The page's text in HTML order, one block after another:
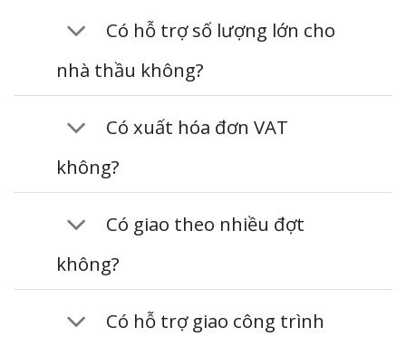
Có hỗ trợ số lượng lớn cho
nhà thầu không?
Có xuất hóa đơn VAT
không?
Có giao theo nhiều đợt
không?
Có hỗ trợ giao công trình